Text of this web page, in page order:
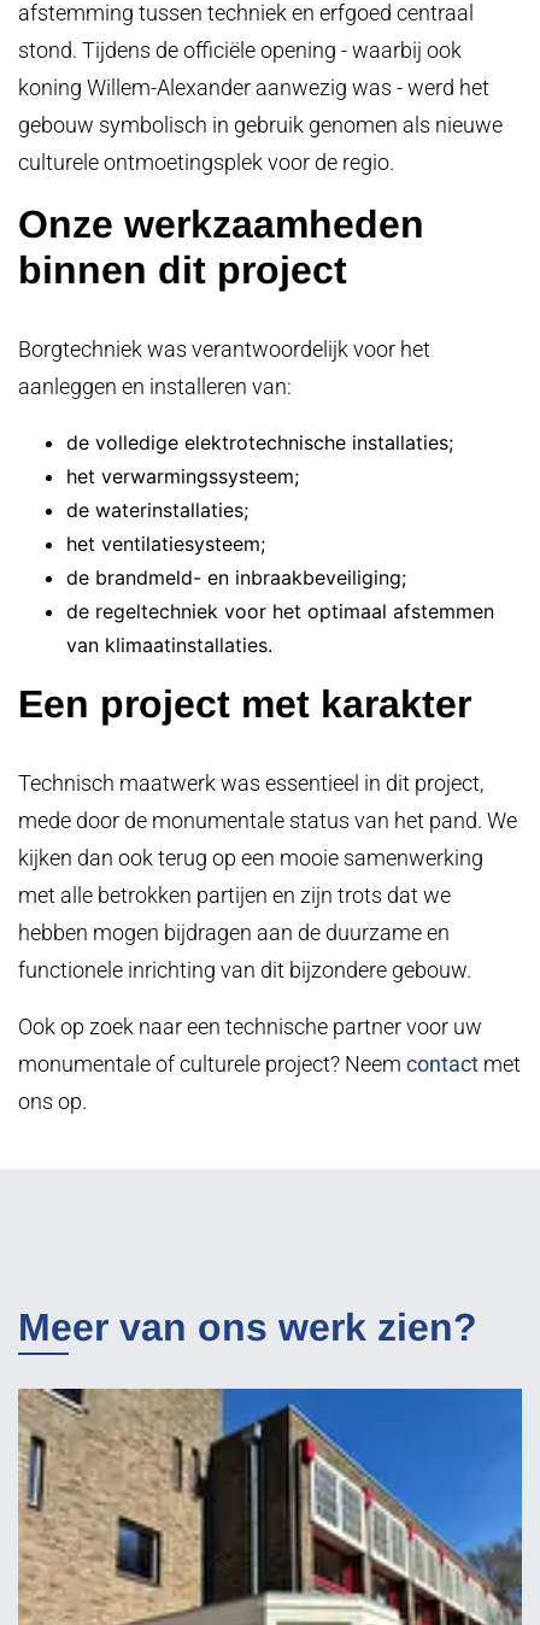
afstemming tussen techniek en erfgoed centraal
stond. Tijdens de officiële opening - waarbij ook
koning Willem-Alexander aanwezig was - werd het
gebouw symbolisch in gebruik genomen als nieuwe
culturele ontmoetingsplek voor de regio.
Onze werkzaamheden
binnen dit project
Borgtechniek was verantwoordelijk voor het
aanleggen en installeren van:
de volledige elektrotechnische installaties;
het verwarmingssysteem;
de waterinstallaties;
het ventilatiesysteem;
de brandmeld- en inbraakbeveiliging;
de regeltechniek voor het optimaal afstemmen
van klimaatinstallaties.
Een project met karakter
Technisch maatwerk was essentieel in dit project,
mede door de monumentale status van het pand. We
kijken dan ook terug op een mooie samenwerking
met alle betrokken partijen en zijn trots dat we
hebben mogen bijdragen aan de duurzame en
functionele inrichting van dit bijzondere gebouw.
Ook op zoek naar een technische partner voor uw
monumentale of culturele project? Neem contact met
ons op.
Meer van ons werk zien?